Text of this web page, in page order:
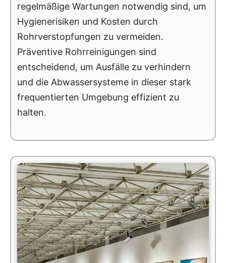
regelmäßige Wartungen notwendig sind, um
Hygienerisiken und Kosten durch
Rohrverstopfungen zu vermeiden.
Präventive Rohrreinigungen sind
entscheidend, um Ausfälle zu verhindern
und die Abwassersysteme in dieser stark
frequentierten Umgebung effizient zu
halten.